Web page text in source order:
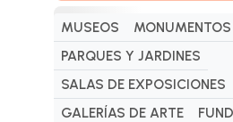
MUSEOS
MONUMENTOS
PARQUES Y JARDINES
SALAS DE EXPOSICIONES
GALERÍAS DE ARTE